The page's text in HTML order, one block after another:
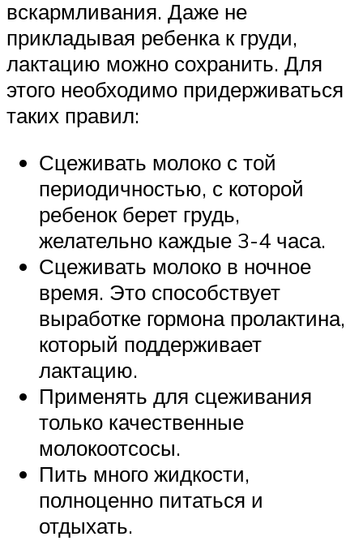
вскармливания. Даже не
прикладывая ребенка к груди,
лактацию можно сохранить. Для
этого необходимо придерживаться
таких правил:
Сцеживать молоко с той
периодичностью, с которой
ребенок берет грудь,
желательно каждые 3-4 часа.
Сцеживать молоко в ночное
время. Это способствует
выработке гормона пролактина,
который поддерживает
лактацию.
Применять для сцеживания
только качественные
молокоотсосы.
Пить много жидкости,
полноценно питаться и
отдыхать.